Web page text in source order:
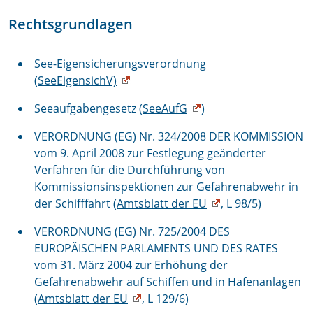
Rechtsgrundlagen
See-Eigensicherungsverordnung
(SeeEigensichV)
Seeaufgabengesetz (SeeAufG
)
VERORDNUNG (EG) Nr. 324/2008 DER KOMMISSION
vom 9. April 2008 zur Festlegung geänderter
Verfahren für die Durchführung von
Kommissionsinspektionen zur Gefahrenabwehr in
der Schifffahrt (Amtsblatt der EU
, L 98/5)
VERORDNUNG (EG) Nr. 725/2004 DES
EUROPÄISCHEN PARLAMENTS UND DES RATES
vom 31. März 2004 zur Erhöhung der
Gefahrenabwehr auf Schiffen und in Hafenanlagen
(Amtsblatt der EU
, L 129/6)